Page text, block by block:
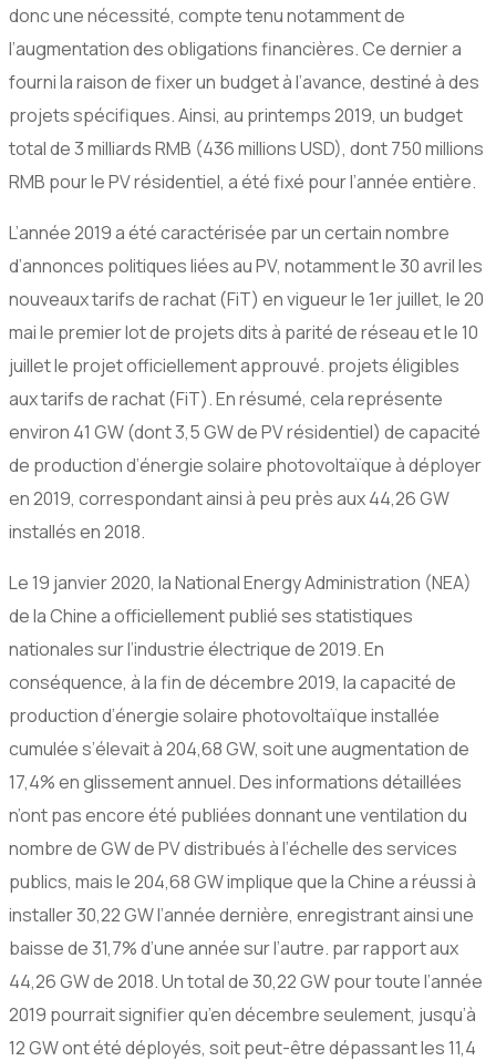
donc une nécessité, compte tenu notamment de
l’augmentation des obligations financières. Ce dernier a
fourni la raison de fixer un budget à l’avance, destiné à des
projets spécifiques. Ainsi, au printemps 2019, un budget
total de 3 milliards RMB (436 millions USD), dont 750 millions
RMB pour le PV résidentiel, a été fixé pour l’année entière.
L’année 2019 a été caractérisée par un certain nombre
d’annonces politiques liées au PV, notamment le 30 avril les
nouveaux tarifs de rachat (FiT) en vigueur le 1er juillet, le 20
mai le premier lot de projets dits à parité de réseau et le 10
juillet le projet officiellement approuvé. projets éligibles
aux tarifs de rachat (FiT). En résumé, cela représente
environ 41 GW (dont 3,5 GW de PV résidentiel) de capacité
de production d’énergie solaire photovoltaïque à déployer
en 2019, correspondant ainsi à peu près aux 44,26 GW
installés en 2018.
Le 19 janvier 2020, la National Energy Administration (NEA)
de la Chine a officiellement publié ses statistiques
nationales sur l’industrie électrique de 2019. En
conséquence, à la fin de décembre 2019, la capacité de
production d’énergie solaire photovoltaïque installée
cumulée s’élevait à 204,68 GW, soit une augmentation de
17,4% en glissement annuel. Des informations détaillées
n’ont pas encore été publiées donnant une ventilation du
nombre de GW de PV distribués à l’échelle des services
publics, mais le 204,68 GW implique que la Chine a réussi à
installer 30,22 GW l’année dernière, enregistrant ainsi une
baisse de 31,7% d’une année sur l’autre. par rapport aux
44,26 GW de 2018. Un total de 30,22 GW pour toute l’année
2019 pourrait signifier qu’en décembre seulement, jusqu’à
12 GW ont été déployés, soit peut-être dépassant les 11,4